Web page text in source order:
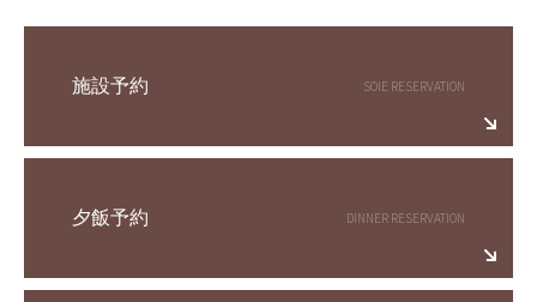
施設予約
夕飯予約